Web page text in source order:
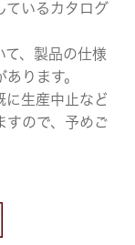
ているカタログ
、製品の仕様
ります。
に生産中止など
すので、予めご